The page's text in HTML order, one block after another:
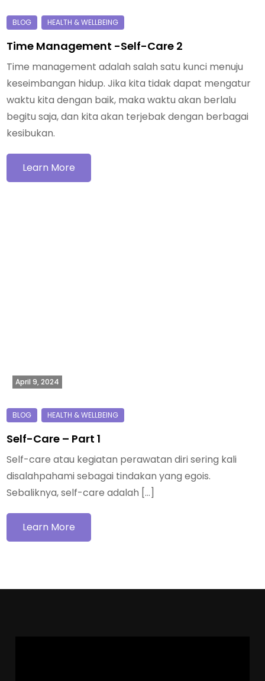
Time Management -Self-Care 2
Time management adalah salah satu kunci menuju
keseimbangan hidup. Jika kita tidak dapat mengatur
waktu kita dengan baik, maka waktu akan berlalu
begitu saja, dan kita akan terjebak dengan berbagai
kesibukan.
Learn More
April 9, 2024
Self-Care – Part 1
Self-care atau kegiatan perawatan diri sering kali
disalahpahami sebagai tindakan yang egois.
Sebaliknya, self-care adalah […]
Learn More